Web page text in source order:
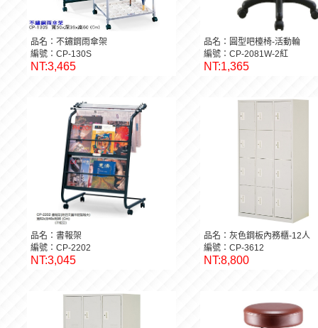
品名：不鏽鋼雨傘架
編號：CP-130S
NT:3,465
品名：圓型吧檯椅-活動輪
編號：CP-2081W-2紅
NT:1,365
品名：書報架
編號：CP-2202
NT:3,045
品名：灰色鋼板內務櫃-12人
編號：CP-3612
NT:8,800